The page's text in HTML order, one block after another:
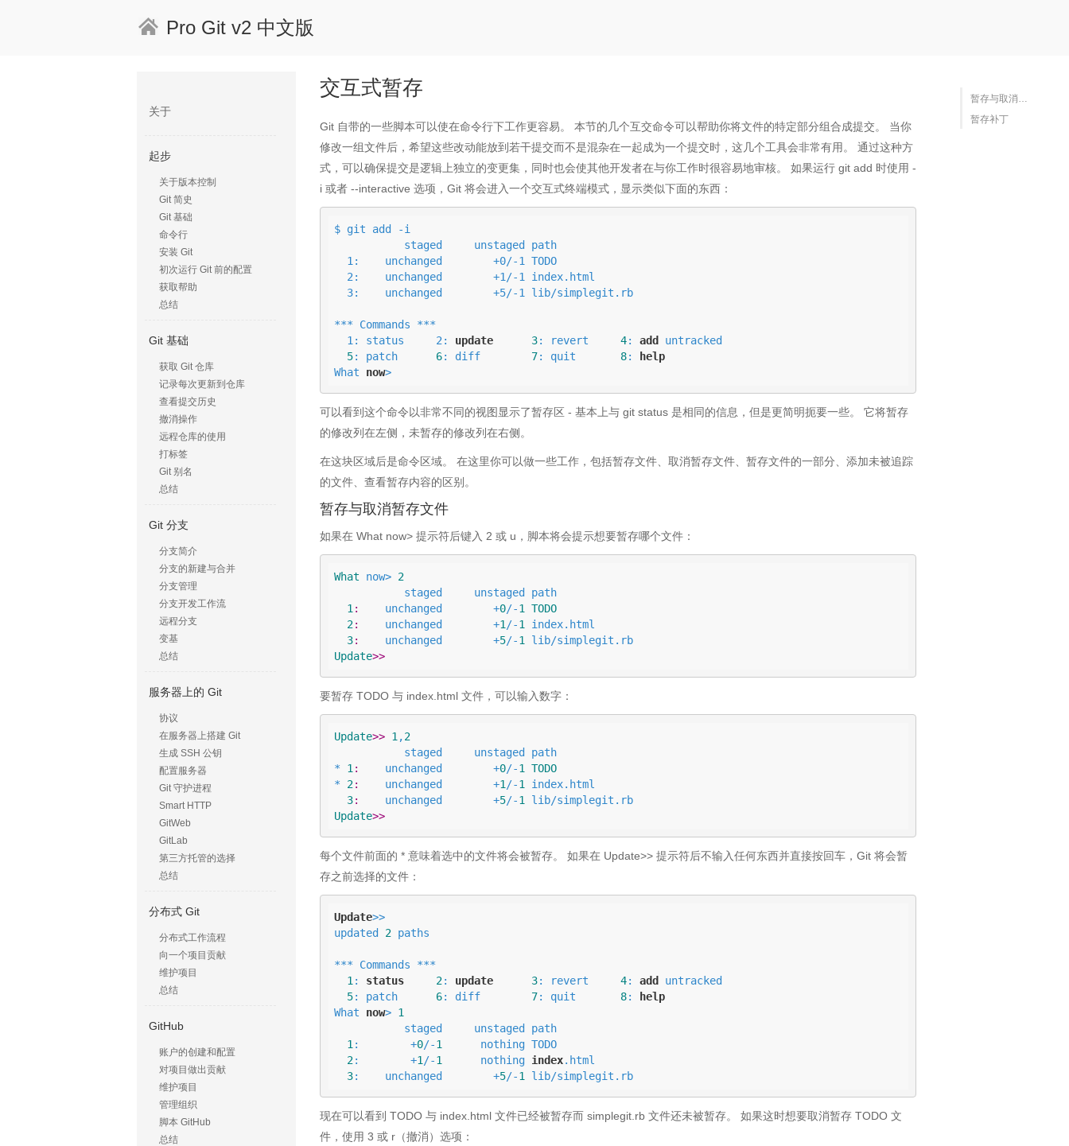
Pro Git v2 中文版
关于
起步
关于版本控制
Git 简史
Git 基础
命令行
安装 Git
初次运行 Git 前的配置
获取帮助
总结
Git 基础
获取 Git 仓库
记录每次更新到仓库
查看提交历史
撤消操作
远程仓库的使用
打标签
Git 别名
总结
Git 分支
分支简介
分支的新建与合并
分支管理
分支开发工作流
远程分支
变基
总结
服务器上的 Git
协议
在服务器上搭建 Git
生成 SSH 公钥
配置服务器
Git 守护进程
Smart HTTP
GitWeb
GitLab
第三方托管的选择
总结
分布式 Git
分布式工作流程
向一个项目贡献
维护项目
总结
GitHub
账户的创建和配置
对项目做出贡献
维护项目
管理组织
脚本 GitHub
总结
交互式暂存
Git 自带的一些脚本可以使在命令行下工作更容易。 本节的几个互交命令可以帮助你将文件的特定部分组合成提交。 当你
修改一组文件后，希望这些改动能放到若干提交而不是混杂在一起成为一个提交时，这几个工具会非常有用。 通过这种方
式，可以确保提交是逻辑上独立的变更集，同时也会使其他开发者在与你工作时很容易地审核。 如果运行 git add 时使用 -
i 或者 --interactive 选项，Git 将会进入一个交互式终端模式，显示类似下面的东西：
$ git add -i
*** Commands ***
  1: status     2:
update 3: revert 4: add untracked
5: patch 6: diff 7: quit 8: help
What now>
可以看到这个命令以非常不同的视图显示了暂存区 - 基本上与 git status 是相同的信息，但是更简明扼要一些。 它将暂存
的修改列在左侧，未暂存的修改列在右侧。
在这块区域后是命令区域。 在这里你可以做一些工作，包括暂存文件、取消暂存文件、暂存文件的一部分、添加未被追踪
的文件、查看暂存内容的区别。
暂存与取消暂存文件
如果在 What now> 提示符后键入 2 或 u，脚本将会提示想要暂存哪个文件：
What now> 2
1 :
    unchanged        +
0/-1
TODO
2:
    unchanged        +
1 /-1 index.html
3:
    unchanged        +
5/-1
lib/simplegit.rb
Update>>
要暂存 TODO 与 index.html 文件，可以输入数字：
Update>> 1 ,2
* 1 :
    unchanged        +
0/-1
TODO
* 2:
    unchanged        +
1 /-1 index.html
3:
    unchanged        +
5/-1
lib/simplegit.rb
Update>>
每个文件前面的 * 意味着选中的文件将会被暂存。 如果在 Update>> 提示符后不输入任何东西并直接按回车，Git 将会暂
存之前选择的文件：
Update>>
updated 2 paths
*** Commands ***
1 : status 2: update 3: revert 4: add untracked
5: patch 6: diff 7: quit 8:
help
What now> 1
1 :        +0/-1
      nothing TODO
2:        +1 /-1
      nothing
index.html
3:    unchanged        +5/-1 lib/simplegit.rb
现在可以看到 TODO 与 index.html 文件已经被暂存而 simplegit.rb 文件还未被暂存。 如果这时想要取消暂存 TODO 文
件，使用 3 或 r（撤消）选项：
暂存与取消暂存文件
暂存补丁